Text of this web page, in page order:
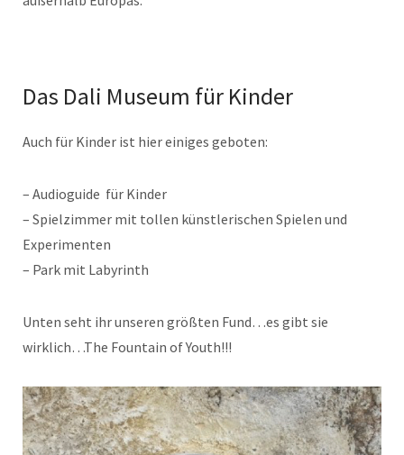
Das Dali Museum für Kinder
Auch für Kinder ist hier einiges geboten:
– Audioguide für Kinder
– Spielzimmer mit tollen künstlerischen Spielen und
Experimenten
– Park mit Labyrinth
Unten seht ihr unseren größten Fund…es gibt sie
wirklich…The Fountain of Youth!!!